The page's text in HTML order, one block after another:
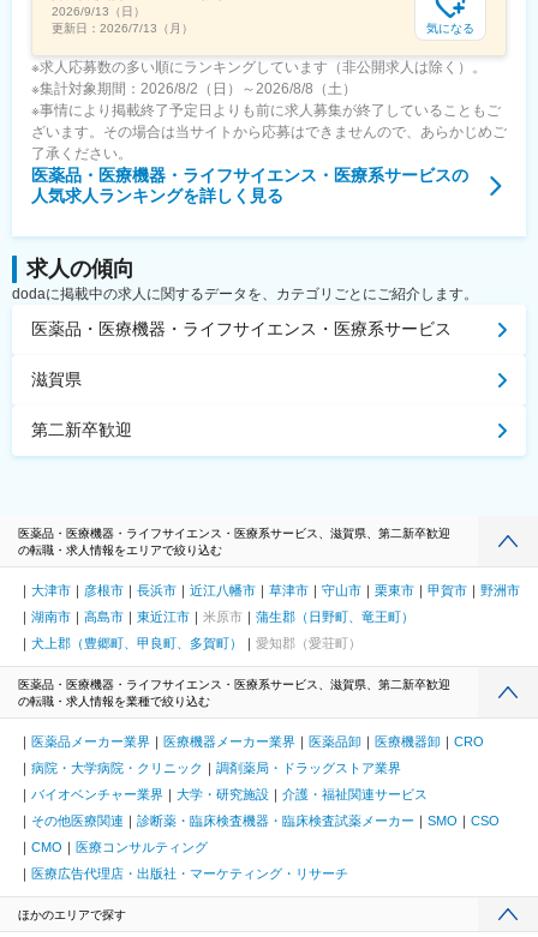
2026/9/13（日）
更新日： 2026/7/13（月） 気になる
※求人応募数の多い順にランキングしています（非公開求人は除く）。
※集計対象期間：2026/8/2（日）～2026/8/8（土）
※事情により掲載終了予定日よりも前に求人募集が終了していることもご
ざいます。その場合は当サイトから応募はできませんので、あらかじめご
了承ください。
医薬品・医療機器・ライフサイエンス・医療系サービスの
人気求人ランキングを詳しく見る
求人の傾向
dodaに掲載中の求人に関するデータを、カテゴリごとにご紹介します。
医薬品・医療機器・ライフサイエンス・医療系サービス
滋賀県
第二新卒歓迎
医薬品・医療機器・ライフサイエンス・医療系サービス、滋賀県、第二新卒歓迎
の転職・求人情報をエリアで絞り込む
大津市 彦根市 長浜市 近江八幡市 草津市 守山市 栗東市 甲賀市
野洲市
湖南市
高島市 東近江市 米原市
蒲生郡（日野町、竜王町）
犬上郡（豊郷町、甲良町、多賀町）
愛知郡（愛荘町）
医薬品・医療機器・ライフサイエンス・医療系サービス、滋賀県、第二新卒歓迎
の転職・求人情報を業種で絞り込む
医薬品メーカー業界 医療機器メーカー業界 医薬品卸 医療機器卸
CRO
病院・大学病院・クリニック
調剤薬局・ドラッグストア業界
バイオベンチャー業界
大学・研究施設
介護・福祉関連サービス
その他医療関連
診断薬・臨床検査機器・臨床検査試薬メーカー SMO
CSO
CMO
医療コンサルティング
医療広告代理店・出版社・マーケティング・リサーチ
ほかのエリアで探す